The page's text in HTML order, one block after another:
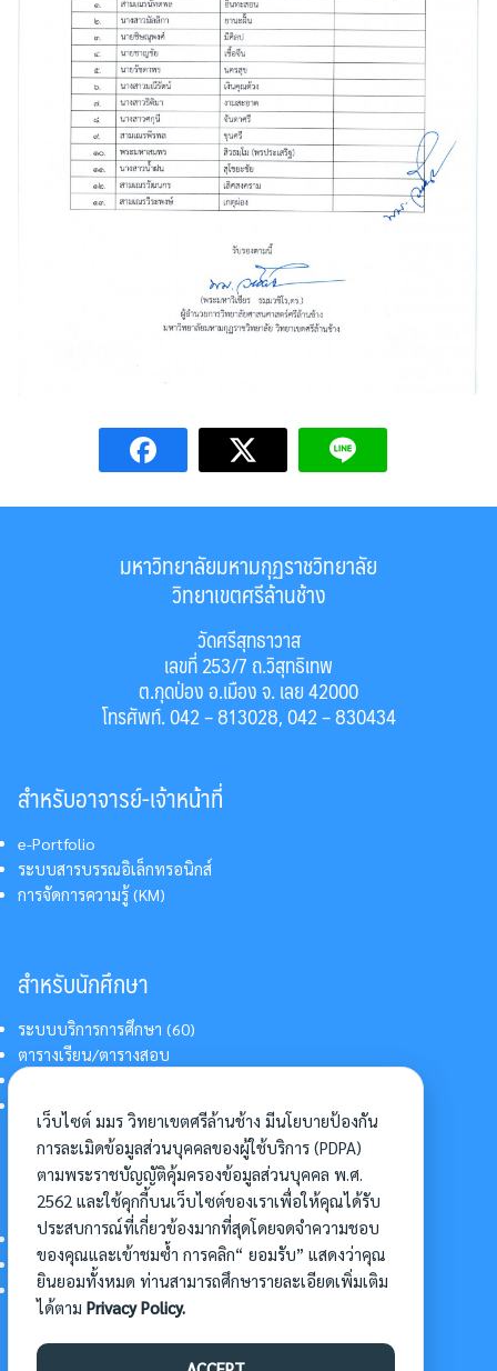
มหาวิทยาลัยมหามกุฏราชวิทยาลัย
วิทยาเขตศรีล้านช้าง
วัดศรีสุทธาวาส
เลขที่ 253/7 ถ.วิสุทธิเทพ
ต.กุดป่อง อ.เมือง จ. เลย 42000
โทรศัพท์. 042 – 813028, 042 – 830434
สำหรับอาจารย์-เจ้าหน้าที่
e-Portfolio
ระบบสารบรรณอิเล็กทรอนิกส์
การจัดการความรู้ (KM)
สำหรับนักศึกษา
ระบบบริการการศึกษา (60)
ตารางเรียน/ตารางสอบ
การแต่งกายนักศึกษา
อื่นๆ
การเข้าศึกษาต่อ
ดาวน์โหลดแบบฟอร์ม
การบริหารจัดการโครงการ
เว็บไซต์ มมร วิทยาเขตศรีล้านช้าง มีนโยบายป้องกัน
การละเมิดข้อมูลส่วนบุคคลของผู้ใช้บริการ (PDPA)
ตามพระราชบัญญัติคุ้มครองข้อมูลส่วนบุคคล พ.ศ.
2562 และใช้คุกกี้บนเว็บไซต์ของเราเพื่อให้คุณได้รับ
ประสบการณ์ที่เกี่ยวข้องมากที่สุดโดยจดจำความชอบ
ของคุณและเข้าชมซ้ำ การคลิก“ ยอมรับ” แสดงว่าคุณ
ยินยอมทั้งหมด ท่านสามารถศึกษารายละเอียดเพิ่มเติม
ได้ตาม Privacy Policy.